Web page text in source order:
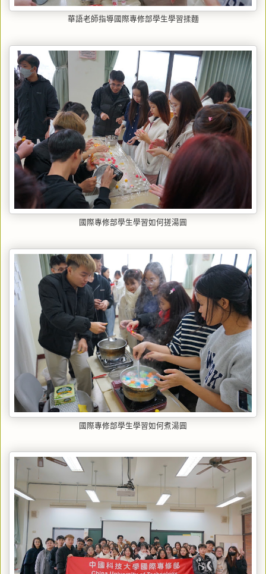
華語老師指導國際專修部學生學習揉麵
國際專修部學生學習如何搓湯圓
國際專修部學生學習如何煮湯圓